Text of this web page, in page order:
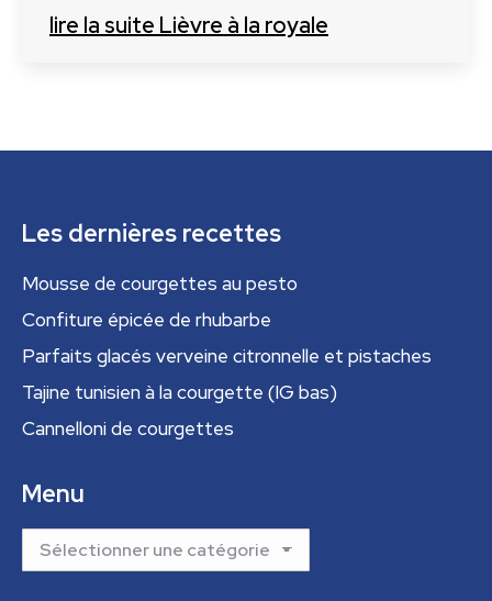
lire la suite Lièvre à la royale
Les dernières recettes
Mousse de courgettes au pesto
Confiture épicée de rhubarbe
Parfaits glacés verveine citronnelle et pistaches
Tajine tunisien à la courgette (IG bas)
Cannelloni de courgettes
Menu
Menu